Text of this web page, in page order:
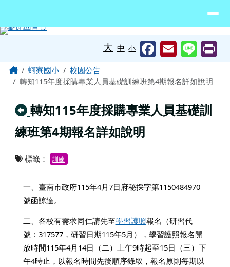
大 中 小
主內容區域
Home蚵寮國小
校園公告
轉知115年度採購專業人員基礎訓練班第4期報名詳如說明
回上頁
轉知115年度採購專業人員基礎訓
練班第4期報名詳如說明
標籤： 訓練
一、臺南市政府115年4月7日府秘採字第1150484970
號函諒達。
二、各校有需求同仁請先至學習護照報名（研習代
號：317577，研習日期115年5月），學習護照報名開
放時間115年4月14日（二）上午9時起至15日（三）下
午4時止，以報名時間先後順序錄取，報名原則每期以
頁尾區域